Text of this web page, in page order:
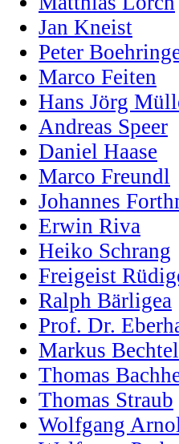
Jan Kneist
Peter
Marco Feiten
Hans Jörg
Andreas Speer
Daniel Haase
Marco Freundl
Johannes
Erwin Riva
Heiko Schrang
Freigeist
Ralph Bärligea
Prof. Dr.
Markus Bechtel
Thomas
Thomas Straub
Wolfgang